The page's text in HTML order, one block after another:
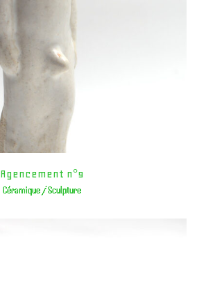
Agencement n°9
Céramique / Sculpture